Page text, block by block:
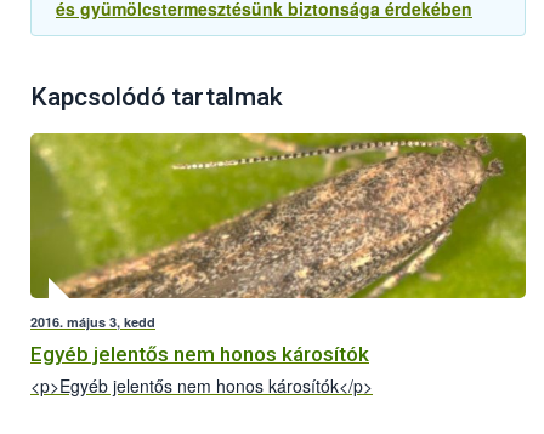
és gyümölcstermesztésünk biztonsága érdekében
Kapcsolódó tartalmak
2016. május 3, kedd
Egyéb jelentős nem honos károsítók
<p>Egyéb jelentős nem honos károsítók</p>